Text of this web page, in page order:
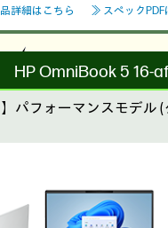
詳細はこちら ≫ スペックPDF
HP OmniBook 5 16-af
パフォーマンスモデル